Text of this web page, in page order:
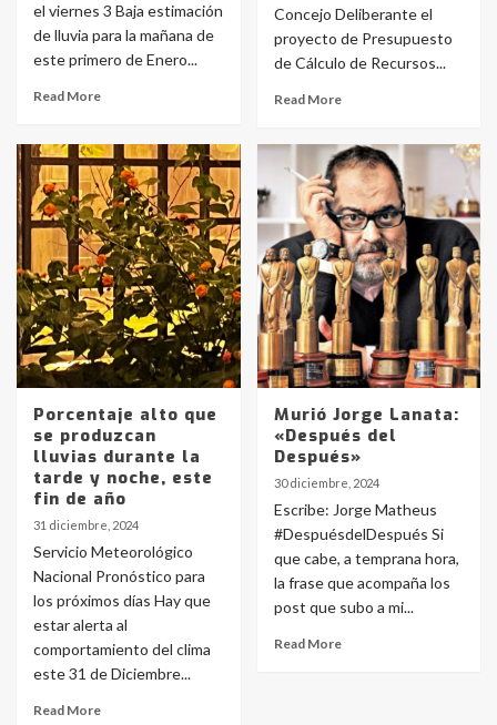
el viernes 3 Baja estimación
de lluvia para la mañana de
este primero de Enero...
Read More
Concejo Deliberante el
proyecto de Presupuesto
de Cálculo de Recursos...
Read More
Porcentaje alto que
se produzcan
lluvias durante la
tarde y noche, este
fin de año
31 diciembre, 2024
Servicio Meteorológico
Nacional Pronóstico para
los próximos días Hay que
estar alerta al
comportamiento del clima
este 31 de Diciembre...
Read More
Murió Jorge Lanata:
«Después del
Después»
30 diciembre, 2024
Escribe: Jorge Matheus
#DespuésdelDespués Si
que cabe, a temprana hora,
la frase que acompaña los
post que subo a mi...
Read More